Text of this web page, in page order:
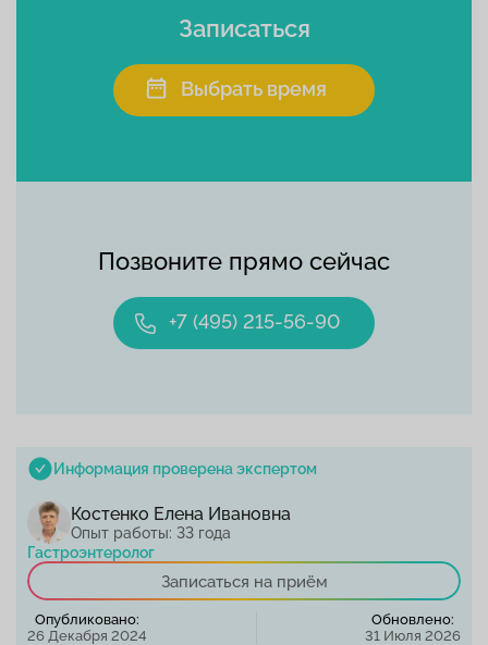
Позвоните прямо сейчас
+7 (495) 215-56-90
Записаться
Выбрать время
Информация проверена экспертом
Костенко Елена Ивановна
Опыт работы: 33 года
Гастроэнтеролог
Записаться на приём
Опубликовано:
26 Декабря 2024
Обновлено:
31 Июля 2026